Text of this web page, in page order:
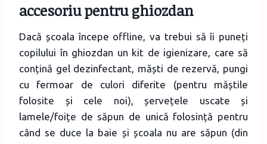
accesoriu pentru ghiozdan
Dacă școala începe offline, va trebui să îi puneți
copilului în ghiozdan un kit de igienizare, care să
conțină gel dezinfectant, măști de rezervă, pungi
cu fermoar de culori diferite (pentru măștile
folosite și cele noi), șervețele uscate și
lamele/foițe de săpun de unică folosință pentru
când se duce la baie și școala nu are săpun (din